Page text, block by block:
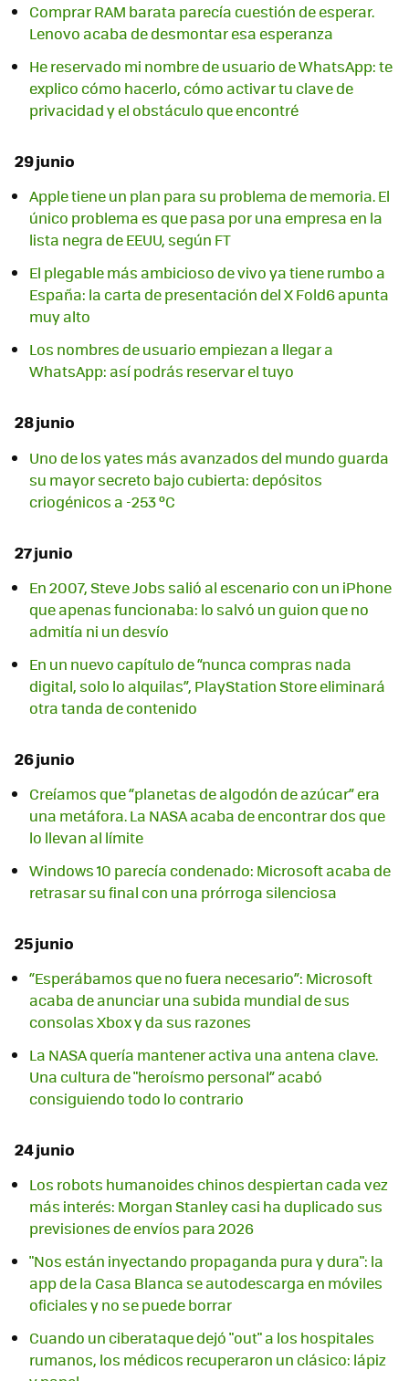
Comprar RAM barata parecía cuestión de esperar.
Lenovo acaba de desmontar esa esperanza
He reservado mi nombre de usuario de WhatsApp: te
explico cómo hacerlo, cómo activar tu clave de
privacidad y el obstáculo que encontré
29 junio
Apple tiene un plan para su problema de memoria. El
único problema es que pasa por una empresa en la
lista negra de EEUU, según FT
El plegable más ambicioso de vivo ya tiene rumbo a
España: la carta de presentación del X Fold6 apunta
muy alto
Los nombres de usuario empiezan a llegar a
WhatsApp: así podrás reservar el tuyo
28 junio
Uno de los yates más avanzados del mundo guarda
su mayor secreto bajo cubierta: depósitos
criogénicos a -253 ºC
27 junio
En 2007, Steve Jobs salió al escenario con un iPhone
que apenas funcionaba: lo salvó un guion que no
admitía ni un desvío
En un nuevo capítulo de “nunca compras nada
digital, solo lo alquilas”, PlayStation Store eliminará
otra tanda de contenido
26 junio
Creíamos que “planetas de algodón de azúcar” era
una metáfora. La NASA acaba de encontrar dos que
lo llevan al límite
Windows 10 parecía condenado: Microsoft acaba de
retrasar su final con una prórroga silenciosa
25 junio
“Esperábamos que no fuera necesario”: Microsoft
acaba de anunciar una subida mundial de sus
consolas Xbox y da sus razones
La NASA quería mantener activa una antena clave.
Una cultura de "heroísmo personal” acabó
consiguiendo todo lo contrario
24 junio
Los robots humanoides chinos despiertan cada vez
más interés: Morgan Stanley casi ha duplicado sus
previsiones de envíos para 2026
"Nos están inyectando propaganda pura y dura": la
app de la Casa Blanca se autodescarga en móviles
oficiales y no se puede borrar
Cuando un ciberataque dejó "out" a los hospitales
rumanos, los médicos recuperaron un clásico: lápiz